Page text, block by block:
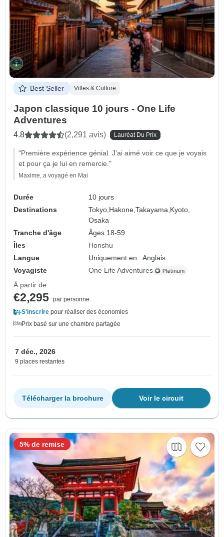
Best Seller Villes & Culture
Japon classique 10 jours - One Life
Adventures
4.8 (2,291 avis) Lauréat Du Prix
"Première expérience génial. J'ai aimé voir ce que je voyais
et pour ça je lui en remercie."
Maxime, a voyagé en Mai
Durée
10 jours
Destinations
Tokyo, Hakone,Takayama, Kyoto,
Osaka
Tranche d'âge
Âges 18-59
Îles
Honshu
Langue
Uniquement en : Anglais
Voyagiste
One Life Adventures
À partir de
€2,295 par personne
S'inscrire pour réaliser des économies
Prix basé sur une chambre partagée
7 déc., 2026
9 places restantes
Voir le circuit
Télécharger la brochure
5% de remise